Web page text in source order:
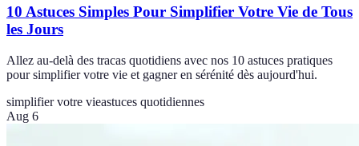
10 Astuces Simples Pour Simplifier Votre Vie de Tous
les Jours
Allez au-delà des tracas quotidiens avec nos 10 astuces pratiques
pour simplifier votre vie et gagner en sérénité dès aujourd'hui.
simplifier votre vieastuces quotidiennes
Aug 6